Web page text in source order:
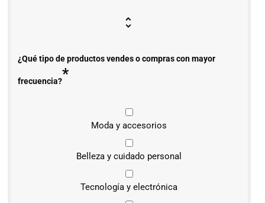
¿Qué tipo de productos vendes o compras con mayor
frecuencia?*
Moda y accesorios
Belleza y cuidado personal
Tecnología y electrónica